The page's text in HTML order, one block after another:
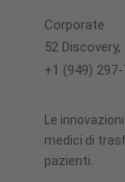
Corporate
52 Discovery,
+1 (949)
Le
medici di
pazienti.